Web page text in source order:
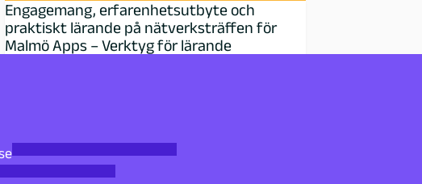
Engagemang, erfarenhetsutbyte och
praktiskt lärande på nätverksträffen för
Malmö Apps – Verktyg för lärande